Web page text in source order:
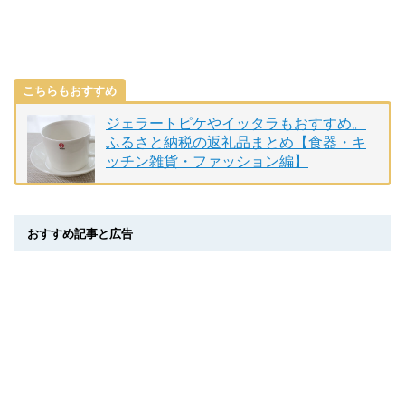
こちらもおすすめ
ジェラートピケやイッタラもおすすめ。
ふるさと納税の返礼品まとめ【食器・キ
ッチン雑貨・ファッション編】
おすすめ記事と広告